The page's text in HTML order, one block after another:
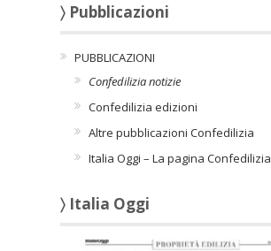
〉 Pubblicazioni
PUBBLICAZIONI
Confedilizia notizie
Confedilizia edizioni
Altre pubblicazioni Confedilizia
Italia Oggi – La pagina Confedilizia
〉 Italia Oggi